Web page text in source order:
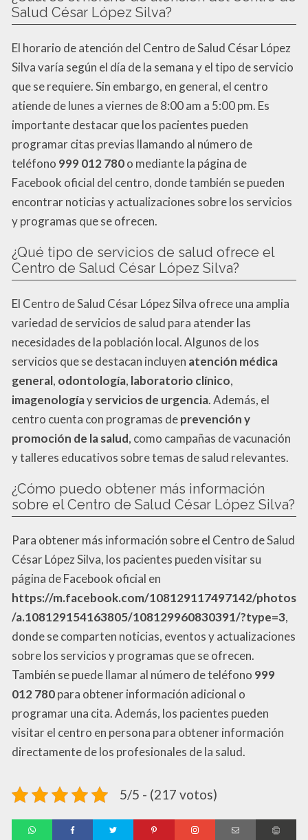
Salud César López Silva?
El horario de atención del Centro de Salud César López
Silva varía según el día de la semana y el tipo de servicio
que se requiere. Sin embargo, en general, el centro
atiende de lunes a viernes de 8:00 am a 5:00 pm. Es
importante destacar que los pacientes pueden
programar citas previas llamando al número de
teléfono 999 012 780o mediante la página de
Facebook oficial del centro, donde también se pueden
encontrar noticias y actualizaciones sobre los servicios
y programas que se ofrecen.
¿Qué tipo de servicios de salud ofrece el
Centro de Salud César López Silva?
El Centro de Salud César López Silva ofrece una amplia
variedad de servicios de salud para atender las
necesidades de la población local. Algunos de los
servicios que se destacan incluyen atención médica
general, odontología, laboratorio clínico,
imagenologíayservicios de urgencia. Además, el
centro cuenta con programas deprevención y
promoción de la salud, como campañas de vacunación
y talleres educativos sobre temas de salud relevantes.
¿Cómo puedo obtener más información
sobre el Centro de Salud César López Silva?
Para obtener más información sobre el Centro de Salud
César López Silva, los pacientes pueden visitar su
página de Facebook oficial en
https://m.facebook.com/108129117497142/photos
/a.108129154163805/108129960830391/?type=3,
donde se comparten noticias, eventos y actualizaciones
sobre los servicios y programas que se ofrecen.
También se puede llamar al número de teléfono 999
012 780para obtener información adicional o
programar una cita. Además, los pacientes pueden
visitar el centro en persona para obtener información
directamente de los profesionales de la salud.
5/5 - (217 votos)